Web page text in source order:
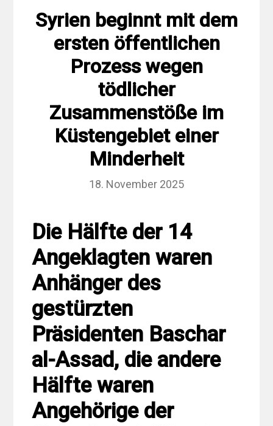
Syrien beginnt mit dem
ersten öffentlichen
Prozess wegen
tödlicher
Zusammenstöße im
Küstengebiet einer
Minderheit
18. November 2025
Die Hälfte der 14
Angeklagten waren
Anhänger des
gestürzten
Präsidenten Baschar
al-Assad, die andere
Hälfte waren
Angehörige der